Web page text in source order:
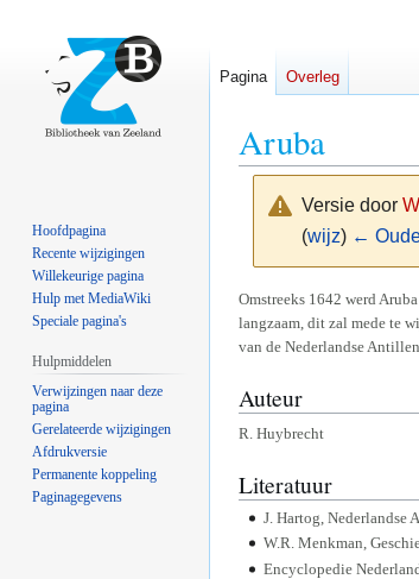
Aruba
Versie door
(wijz) ←
Naar
navigatie
springen
Naar
zoeken
springen
Omstreeks 1642 werd
langzaam, dit zal mede te
van de Nederlandse Antillen.
Auteur
R. Huybrecht
Literatuur
J. Hartog, Nederlandse
W.R. Menkman,
Encyclopedie
Pagina Overleg
Hoofdpagina
Recente wijzigingen
Willekeurige pagina
Hulp met MediaWiki
Speciale pagina's
Hulpmiddelen
Verwijzingen naar deze
pagina
Gerelateerde wijzigingen
Afdrukversie
Permanente koppeling
Paginagegevens